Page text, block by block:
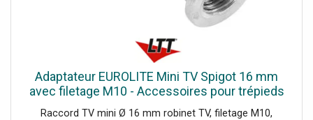
Adaptateur EUROLITE Mini TV Spigot 16 mm
avec filetage M10 - Accessoires pour trépieds
et élévateurs
Raccord TV mini Ø 16 mm robinet TV, filetage M10,